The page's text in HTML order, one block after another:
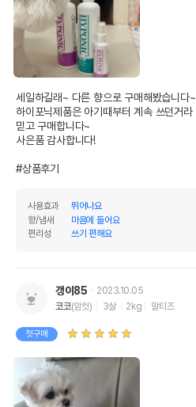
세일하길래~ 다른 향으로 구매해봤습니다~
하이포닉제품은 아기때부터 계속 쓰던거라
믿고 구매합니다~
사은품 감사합니다!
#상품후기
사용효과
뛰어나요
향/냄새
마음에 들어요
편리성
쓰기 편해요
갱이85
2023.10.05
코코(암컷) 3살 2kg 말티즈
첫구매